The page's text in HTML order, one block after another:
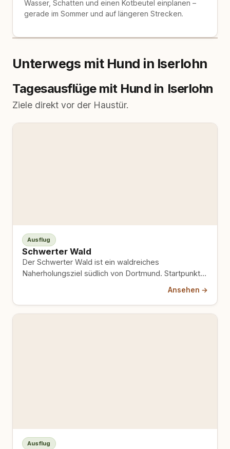
Wasser, Schatten und einen Kotbeutel einplanen –
gerade im Sommer und auf längeren Strecken.
Unterwegs mit Hund in Iserlohn
Tagesausflüge mit Hund in Iserlohn
Ziele direkt vor der Haustür.
Ausflug
Schwerter Wald
Der Schwerter Wald ist ein waldreiches
Naherholungsziel südlich von Dortmund. Startpunkt
Ansehen →
Ausflug